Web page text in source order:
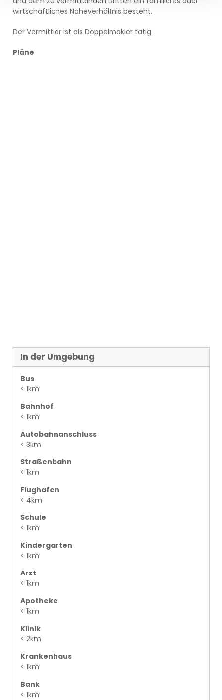
wirtschaftliches Naheverhältnis besteht.
Der Vermittler ist als Doppelmakler tätig.
Pläne
In der Umgebung
Bus
< 1km
Bahnhof
< 1km
Autobahnanschluss
< 3km
Straßenbahn
< 1km
Flughafen
< 4km
Schule
< 1km
Kindergarten
< 1km
Arzt
< 1km
Apotheke
< 1km
Klinik
< 2km
Krankenhaus
< 1km
Bank
< 1km